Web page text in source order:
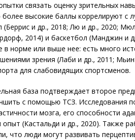
связать оценку зрительных
высокие баллы коррелируют с
(Беррис и др., 2018; Лю и др., 2020;
2014) и баскетбол (Манджин и
в норме или выше нее: есть много
зрения (Лаби и др., 2011;
для слабовидящих спортсменов.
база подтверждает второе
с помощью ТСЗ. Исследования
мозга, его способности
опыт (Кастальди и др., 2020). Также
что люди могут развивать